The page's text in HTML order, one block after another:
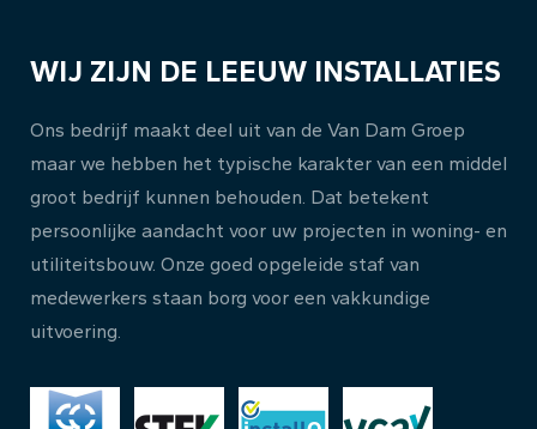
WIJ ZIJN DE LEEUW INSTALLATIES
Ons bedrijf maakt deel uit van de Van Dam Groep
maar we hebben het typische karakter van een middel
groot bedrijf kunnen behouden. Dat betekent
persoonlijke aandacht voor uw projecten in woning- en
utiliteitsbouw. Onze goed opgeleide staf van
medewerkers staan borg voor een vakkundige
uitvoering.